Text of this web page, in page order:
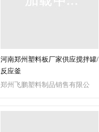
河南郑州塑料板厂家供应搅拌罐/
反应釜
郑州飞鹏塑料制品销售有限公
司